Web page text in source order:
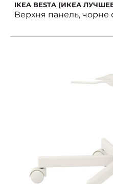
IKEA BESTA (ИКЕА
Верхня панель, чорне